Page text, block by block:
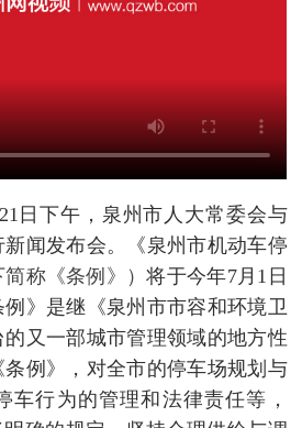
日下午，泉州市人大常委会与
闻发布会。《泉州市机动车停
简称《条例》）将于今年7月1日
》是继《泉州市市容和环境卫
又一部城市管理领域的地方性
例》，对全市的停车场规划与
车行为的管理和法律责任等，